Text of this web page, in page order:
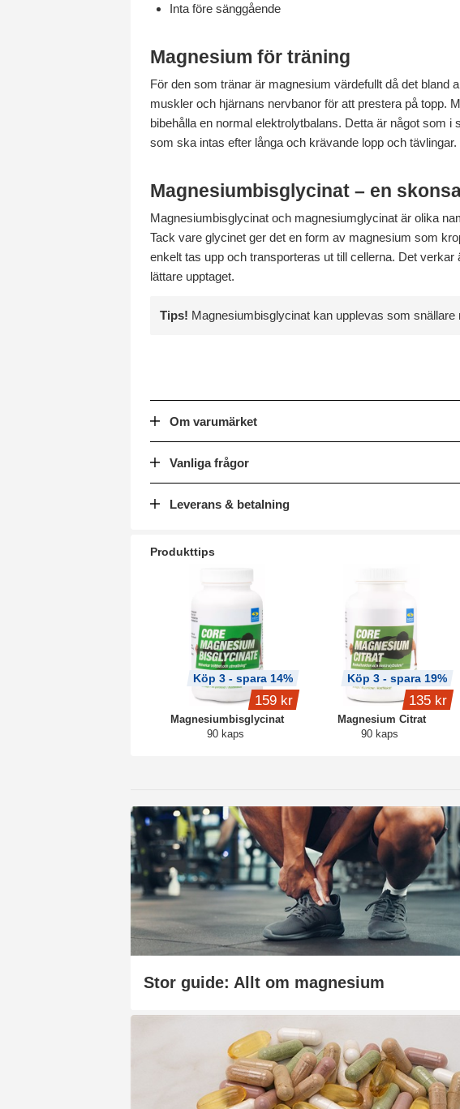
Inta före sänggående
Magnesium för träning
För den som tränar är magnesium värdefullt då det bland
muskler och hjärnans nervbanor för att prestera på topp.
bibehålla en normal elektrolytbalans. Detta är något som
som ska intas efter långa och krävande lopp och tävlingar.
Magnesiumbisglycinat – en
Magnesiumbisglycinat och magnesiumglycinat är olika
Tack vare glycinet ger det en form av magnesium som
enkelt tas upp och transporteras ut till cellerna. Det
lättare upptaget.
Tips! Magnesiumbisglycinat kan upplevas som
Om varumärket
Vanliga frågor
Leverans & betalning
Produkttips
Magnesiumbisglycinat
90 kaps
Köp 3 - spara 14%
159 kr
Magnesium Citrat
90 kaps
Köp 3 - spara 19%
135 kr
Stor guide: Allt om magnesium